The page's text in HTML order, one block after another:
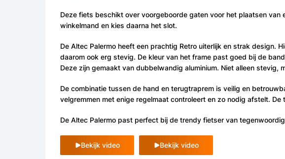
Deze fiets beschikt over voorgeboorde gaten voor het plaatsen
winkelmand en kies daarna het slot.
De Altec Palermo heeft een prachtig Retro uiterlijk en strak design.
daarom ook erg stevig. De kleur van het frame past goed bij de
Deze zijn gemaakt van dubbelwandig aluminium. Niet alleen stevig,
De combinatie tussen de hand en terugtraprem is veilig en
velgremmen met enige regelmaat controleert en zo nodig afstelt.
De Altec Palermo past perfect bij de trendy fietser van
Bekijk video Bekijk video